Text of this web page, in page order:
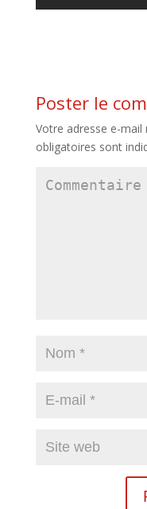
Poster le
Votre adresse e-mail
obligatoires sont